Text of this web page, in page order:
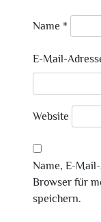
Name *
E-Mail-
Website
Name, E-
Browser für
speichern.